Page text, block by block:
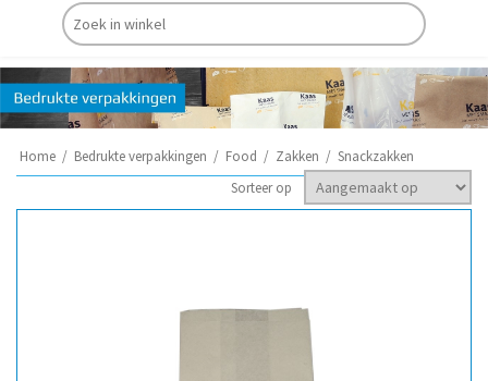
Home / Bedrukte verpakkingen / Food / Zakken / Snackzakken
Sorteer op